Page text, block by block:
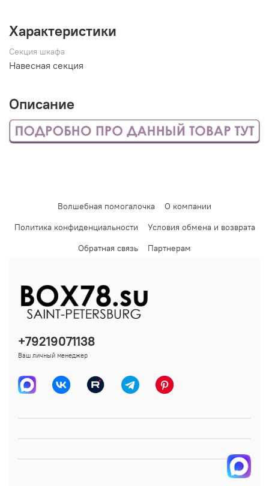
Характеристики
Секция шкафа
Навесная секция
Описание
Волшебная помогалочка
О компании
Политика конфиденциальности
Условия обмена и возврата
Обратная связь
Партнерам
+79219071138
Ваш личный менеджер